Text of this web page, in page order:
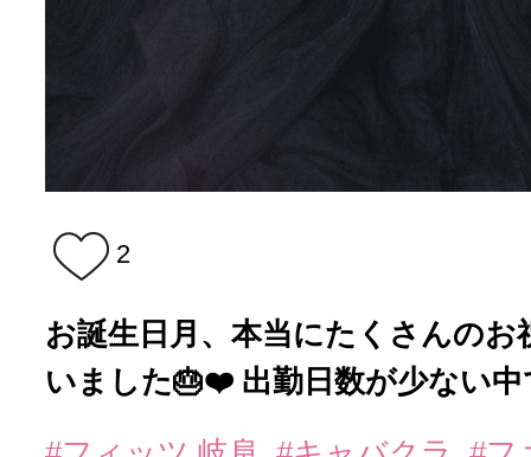
2
お誕生日月、本当にたくさんの
いました🎂❤️ 出勤日数が少ない中